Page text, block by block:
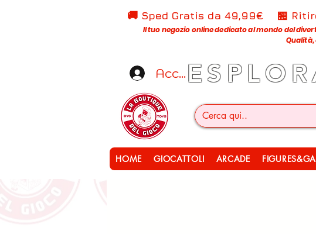
Accedi
🚚 Sped Gratis da 49,99€ 🏪
Il tuo negozio online dedicato al mondo del
Qualità,
HOME GIOCATTOLI ARCADE